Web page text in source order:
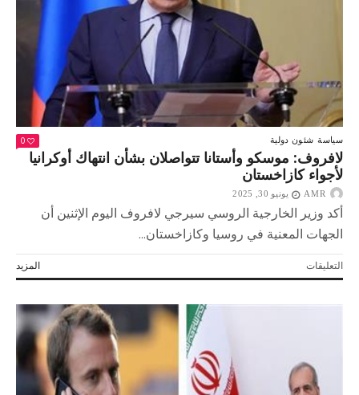
مغلقة
سياسة شئون دولية 0
لافروف: موسكو وأستانا تتواصلان بشأن انتهاك أوكرانيا
لأجواء كازاخستان
AMR يونيو 30, 2025
أكد وزير الخارجية الروسي سيرجي لافروف اليوم الإثنين أن
الجهات المعنية في روسيا وكازاخستان...
المزيد التعليقاتعلى
لافروف:
أوكرانيا
لأجواء